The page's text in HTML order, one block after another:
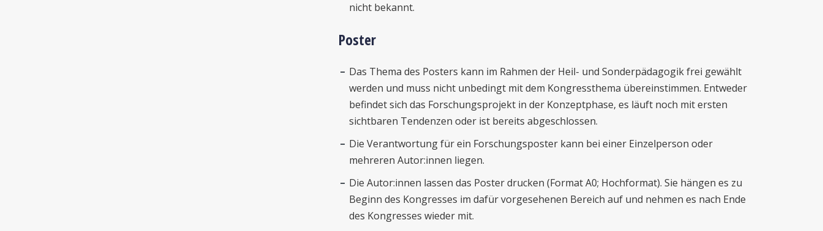
nicht bekannt.
Poster
Das Thema des Posters kann im Rahmen der Heil- und Sonderpädagogik frei gewählt
werden und muss nicht unbedingt mit dem Kongressthema übereinstimmen. Entweder
befindet sich das Forschungsprojekt in der Konzeptphase, es läuft noch mit ersten
sichtbaren Tendenzen oder ist bereits abgeschlossen.
Die Verantwortung für ein Forschungsposter kann bei einer Einzelperson oder
mehreren Autor:innen liegen.
Die Autor:innen lassen das Poster drucken (Format A0; Hochformat). Sie hängen es zu
Beginn des Kongresses im dafür vorgesehenen Bereich auf und nehmen es nach Ende
des Kongresses wieder mit.